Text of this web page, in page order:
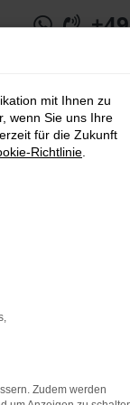
Browser oder
mit Ihnen zu
wenn Sie uns Ihre
für die Zukunft
Richtlinie
Zudem werden